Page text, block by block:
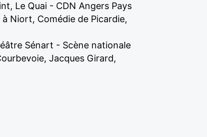
Le Quai - CDN Angers Pays
Niort, Comédie de Picardie,
Sénart - Scène nationale
Jacques Girard,